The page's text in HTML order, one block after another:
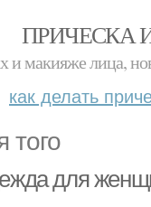
ПРИЧЕСКА
и макияже лица,
как делать
того
для